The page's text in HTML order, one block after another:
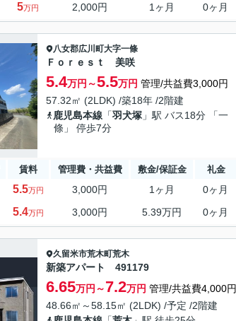
5万円 2,000円 1ヶ月 0ヶ月
八女郡広川町大字一條
Ｆｏｒｅｓｔ 美咲
5.4万円～5.5万円 管理/共益費3,000円
57.32㎡ (2LDK) /築18年 /2階建
鹿児島本線 「羽犬塚 」駅 バス18分 「一
條」 停歩7分
賃料 管理費・共益費 敷金/保証金 礼金
5.5万円 3,000円 1ヶ月 0ヶ月
5.4万円 3,000円 5.39万円 0ヶ月
久留米市荒木町荒木
新築アパート 491179
6.65万円～7.2万円 管理/共益費4,000円
48.66㎡～58.15㎡ (2LDK) /予定 /2階建